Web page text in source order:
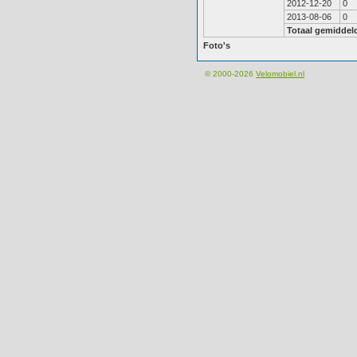
2012-12-20
0
2013-08-06
0
Totaal
Foto's
© 2000-2026 Velomobiel.nl